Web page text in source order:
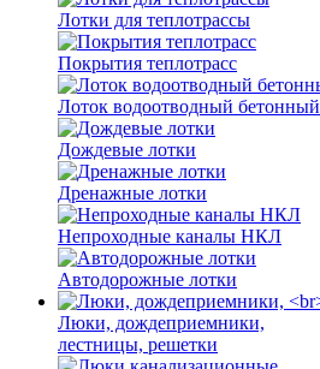
Лотки для теплотрассы
Покрытия теплотрасс
Лоток водоотводный бетонный
Дождевые лотки
Дренажные лотки
Непроходные каналы НКЛ
Автодорожные лотки
Люки, дождеприемники,
лестницы, решетки